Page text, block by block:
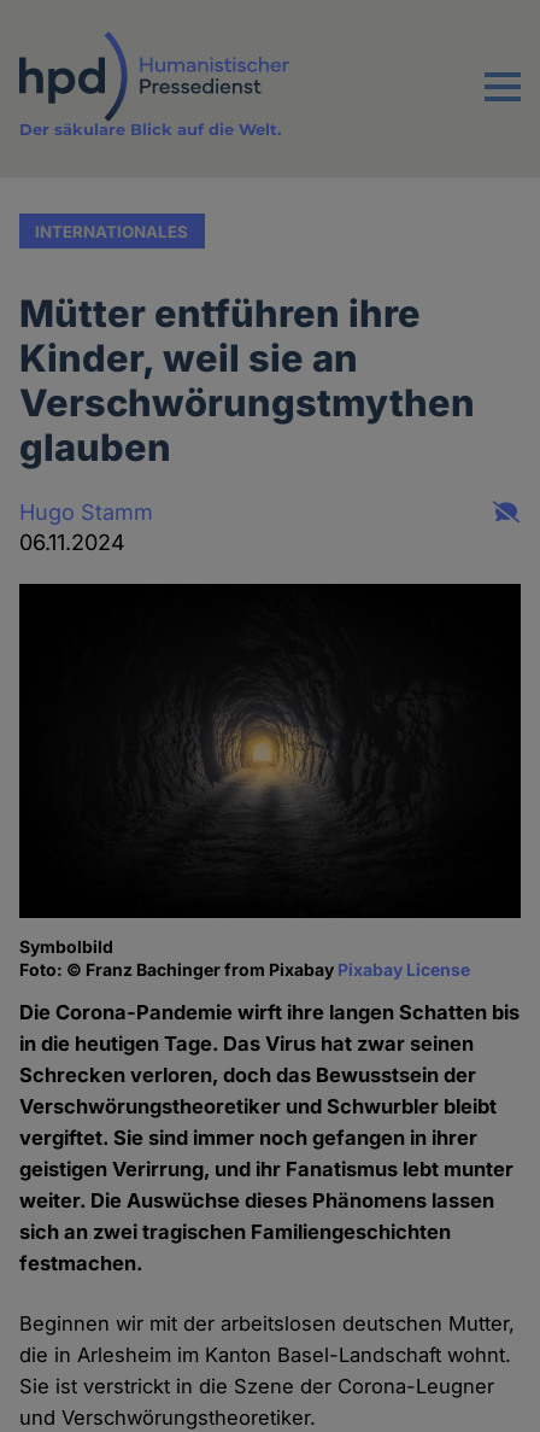
Inhalt
Menu
Der säkulare Blick auf die Welt.
INTERNATIONALES
Mütter entführen ihre
Kinder, weil sie an
Verschwörungstmythen
glauben
Hugo Stamm
06.11.2024
Symbolbild
Foto: © Franz Bachinger from Pixabay Pixabay License
Die Corona-Pandemie wirft ihre langen Schatten bis
in die heutigen Tage. Das Virus hat zwar seinen
Schrecken verloren, doch das Bewusstsein der
Verschwörungstheoretiker und Schwurbler bleibt
vergiftet. Sie sind immer noch gefangen in ihrer
geistigen Verirrung, und ihr Fanatismus lebt munter
weiter. Die Auswüchse dieses Phänomens lassen
sich an zwei tragischen Familiengeschichten
festmachen.
Beginnen wir mit der arbeitslosen deutschen Mutter,
die in Arlesheim im Kanton Basel-Landschaft wohnt.
Sie ist verstrickt in die Szene der Corona-Leugner
und Verschwörungstheoretiker.